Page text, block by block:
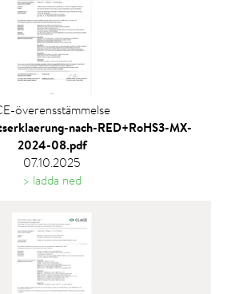
överensstämmelse
nach-RED+RoHS3-MX-
2024-08.pdf
07.10.2025
> ladda ned